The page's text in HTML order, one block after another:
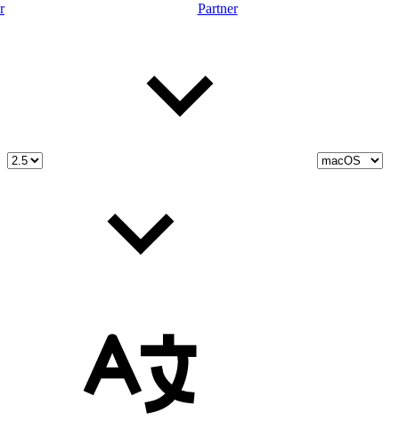
Partner